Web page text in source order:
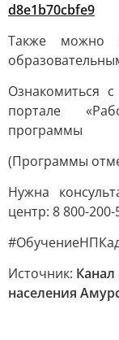
d8e1b70cbfe9
Также можно
Ознакомиться
портале
программы
(Программы
Нужна
центр: 8 800-
Источник:
населения